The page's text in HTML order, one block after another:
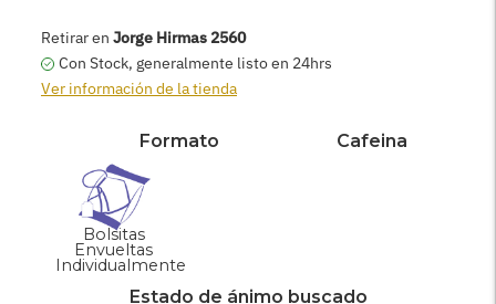
AGREGAR AL CARRITO
Retirar en Jorge Hirmas 2560
Con Stock, generalmente listo en 24hrs
Ver información de la tienda
Formato
Bolsitas
Envueltas
Individualmente
Cafeina
Estado de ánimo buscado